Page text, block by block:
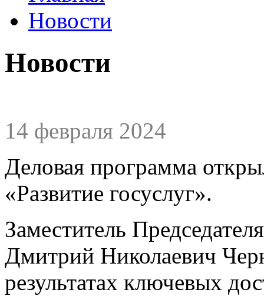
Новости
Новости
14 февраля 2024
Деловая программа
«Развитие госуслуг».
Заместитель
Дмитрий Николаевич
результатах ключевых